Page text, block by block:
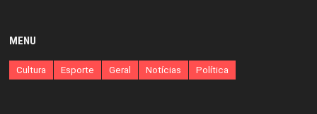
MENU
Cultura Esporte Geral Notícias Política